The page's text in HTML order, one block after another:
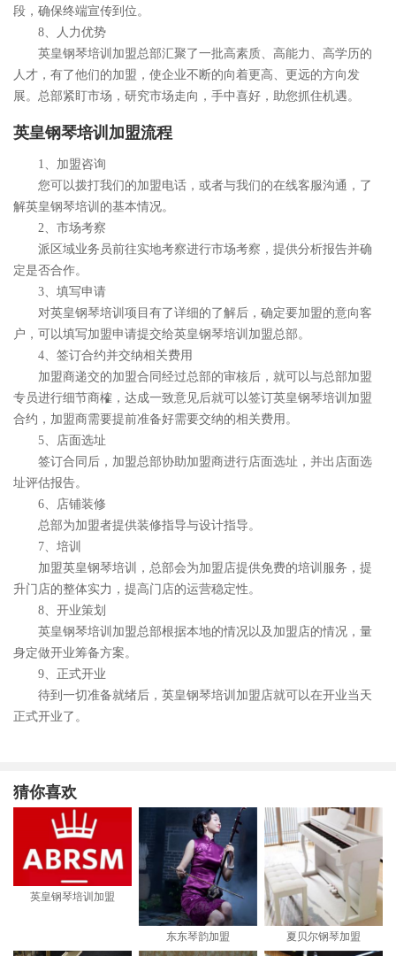
段，确保终端宣传到位。
8、人力优势
英皇钢琴培训加盟总部汇聚了一批高素质、高能力、高学历的
人才，有了他们的加盟，使企业不断的向着更高、更远的方向发
展。总部紧盯市场，研究市场走向，手中喜好，助您抓住机遇。
英皇钢琴培训加盟流程
1、加盟咨询
您可以拨打我们的加盟电话，或者与我们的在线客服沟通，了
解英皇钢琴培训的基本情况。
2、市场考察
派区域业务员前往实地考察进行市场考察，提供分析报告并确
定是否合作。
3、填写申请
对英皇钢琴培训项目有了详细的了解后，确定要加盟的意向客
户，可以填写加盟申请提交给英皇钢琴培训加盟总部。
4、签订合约并交纳相关费用
加盟商递交的加盟合同经过总部的审核后，就可以与总部加盟
专员进行细节商榷，达成一致意见后就可以签订英皇钢琴培训加盟
合约，加盟商需要提前准备好需要交纳的相关费用。
5、店面选址
签订合同后，加盟总部协助加盟商进行店面选址，并出店面选
址评估报告。
6、店铺装修
总部为加盟者提供装修指导与设计指导。
7、培训
加盟英皇钢琴培训，总部会为加盟店提供免费的培训服务，提
升门店的整体实力，提高门店的运营稳定性。
8、开业策划
英皇钢琴培训加盟总部根据本地的情况以及加盟店的情况，量
身定做开业筹备方案。
9、正式开业
待到一切准备就绪后，英皇钢琴培训加盟店就可以在开业当天
正式开业了。
猜你喜欢
英皇钢琴培训加盟
东东琴韵加盟 夏贝尔钢琴加盟